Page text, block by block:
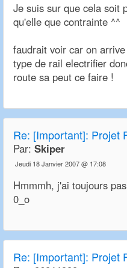
Je suis sur que cela soit
qu'elle que contrainte ^^
faudrait voir car on
type de rail electrifier
route sa peut ce faire !
Re: [Important]: Projet
Par: Skiper
Jeudi 18 Janvier 2007 @ 17:08
Hmmmh, j'ai toujours
0_o
Re: [Important]: Projet